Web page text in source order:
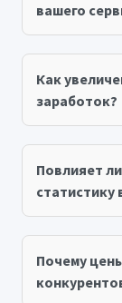
вашего
Как
заработок?
Повлияет
статистику
Почему